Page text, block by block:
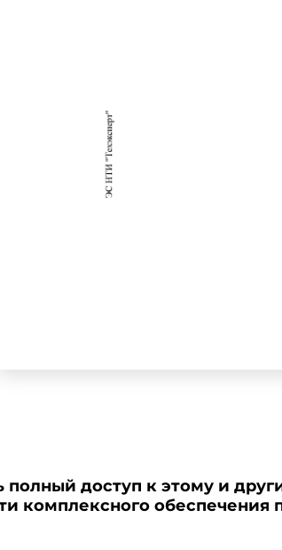
полный доступ к этому и
комплексного